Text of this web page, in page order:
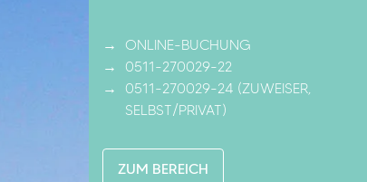
ONLINE-BUCHUNG
0511-270029-22
0511-270029-24 (ZUWEISER,
SELBST/PRIVAT)
ZUM BEREICH